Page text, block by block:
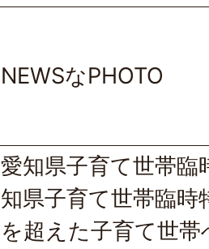
NEWSなPHOTO
愛知県子育て世帯臨
知県子育て世帯臨時
を超えた子育て世